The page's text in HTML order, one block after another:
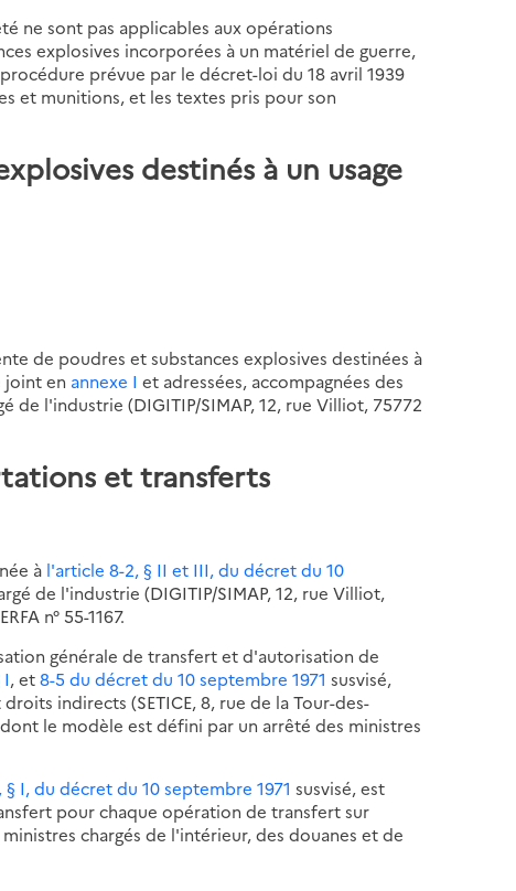
ne sont pas applicables aux opérations
explosives incorporées à un matériel de guerre,
prévue par le décret-loi du 18 avril 1939
et munitions, et les textes pris pour son
destinés à un usage
de poudres et substances explosives destinées à
joint en annexe I et adressées, accompagnées des
de l'industrie (DIGITIP/SIMAP, 12, rue Villiot, 75772
et transferts
à l'article 8-2, § II et III, du décret du 10
de l'industrie (DIGITIP/SIMAP, 12, rue Villiot,
n° 55-1167.
générale de transfert et d'autorisation de
, et8-5 du décret du 10 septembre 1971 susvisé,
indirects (SETICE, 8, rue de la Tour-des-
le modèle est défini par un arrêté des ministres
I, du décret du 10 septembre 1971 susvisé, est
pour chaque opération de transfert sur
chargés de l'intérieur, des douanes et de